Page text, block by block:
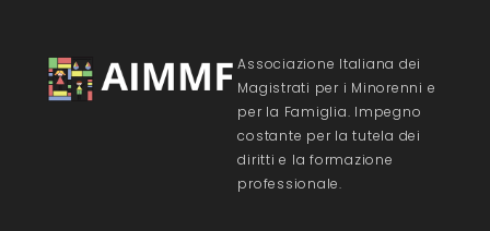
Associazione Italiana dei
Magistrati per i Minorenni e
per la Famiglia. Impegno
costante per la tutela dei
diritti e la formazione
professionale.